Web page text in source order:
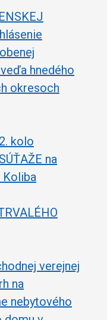
hnedého
okresoch
kolo
na
Koliba
verejnej
na
nebytového